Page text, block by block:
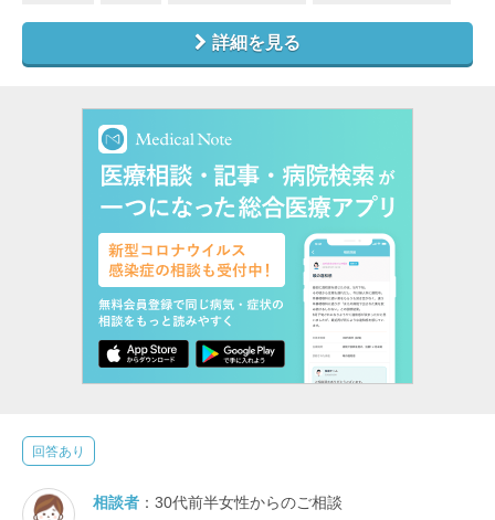
詳細を見る
回答あり
相談者 ：30代前半女性からのご相談